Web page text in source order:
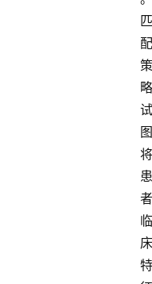
匹
配
策
略
试
图
将
患
者
临
床
特